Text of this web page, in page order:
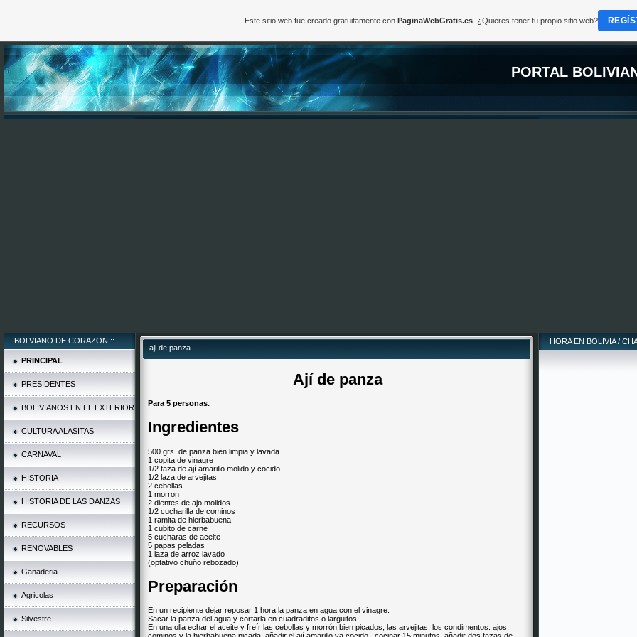
PORTAL
BOLVIANO DE CORAZON:::...
PRINCIPAL
PRESIDENTES
BOLIVIANOS EN EL EXTERIOR
CULTURA ALASITAS
CARNAVAL
HISTORIA
HISTORIA DE LAS DANZAS
RECURSOS
RENOVABLES
Ganaderia
Agricolas
Silvestre
aji de panza
Ají de panza
Para 5 personas.
Ingredientes
500 grs. de panza bien limpia y lavada
1 copita de vinagre
1/2 taza de ají amarillo molido y cocido
1/2 laza de arvejitas
2 cebollas
1 morron
2 dientes de ajo molidos
1/2 cucharilla de cominos
1 ramita de hierbabuena
1 cubito de carne
5 cucharas de aceite
5 papas peladas
1 laza de arroz lavado
(optativo chuño rebozado)
Preparación
En un recipiente dejar reposar 1 hora la panza en agua con el vinagre.
Sacar la panza del agua y cortarla en cuadraditos o larguitos.
En una olla echar el aceite y freír las cebollas y morrón bien picados, las arvejitas, los condimentos: ajos,
HORA EN BOLIVIA /
Este sitio web fue creado gratuitamente con PaginaWebGratis.es. ¿Quieres tener tu propio sitio web?